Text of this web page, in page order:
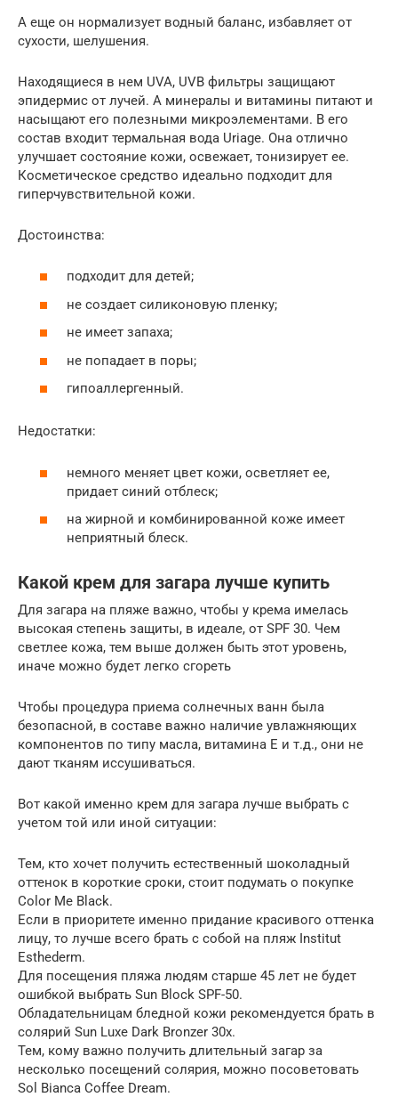
А еще он нормализует водный баланс, избавляет от
сухости, шелушения.
Находящиеся в нем UVA, UVB фильтры защищают
эпидермис от лучей. А минералы и витамины питают и
насыщают его полезными микроэлементами. В его
состав входит термальная вода Uriage. Она отлично
улучшает состояние кожи, освежает, тонизирует ее.
Косметическое средство идеально подходит для
гиперчувствительной кожи.
Достоинства:
подходит для детей;
не создает силиконовую пленку;
не имеет запаха;
не попадает в поры;
гипоаллергенный.
Недостатки:
немного меняет цвет кожи, осветляет ее,
придает синий отблеск;
на жирной и комбинированной коже имеет
неприятный блеск.
Какой крем для загара лучше купить
Для загара на пляже важно, чтобы у крема имелась
высокая степень защиты, в идеале, от SPF 30. Чем
светлее кожа, тем выше должен быть этот уровень,
иначе можно будет легко сгореть
Чтобы процедура приема солнечных ванн была
безопасной, в составе важно наличие увлажняющих
компонентов по типу масла, витамина Е и т.д., они не
дают тканям иссушиваться.
Вот какой именно крем для загара лучше выбрать с
учетом той или иной ситуации:
Тем, кто хочет получить естественный шоколадный
оттенок в короткие сроки, стоит подумать о покупке
Color Me Black.
Если в приоритете именно придание красивого оттенка
лицу, то лучше всего брать с собой на пляж Institut
Esthederm.
Для посещения пляжа людям старше 45 лет не будет
ошибкой выбрать Sun Block SPF-50.
Обладательницам бледной кожи рекомендуется брать в
солярий Sun Luxe Dark Bronzer 30x.
Тем, кому важно получить длительный загар за
несколько посещений солярия, можно посоветовать
Sol Bianca Coffee Dream.